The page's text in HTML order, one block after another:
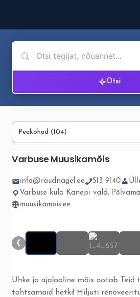
Otsi
Varbuse Muusikamõis
info@raudnagel.ee 513 9140
Varbuse küla Kanepi vald,
muusikamois.ee
❮
Uhke ja ajalooline mõis ootab Teid
tähtsamaid hetki! Hiljuti